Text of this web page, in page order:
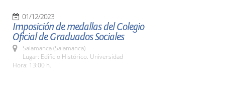
01/12/2023
Imposición de medallas del Colegio
Oficial de Graduados Sociales
Salamanca (Salamanca)
Lugar: Edificio Histórico. Universidad
Hora: 13:00 h.